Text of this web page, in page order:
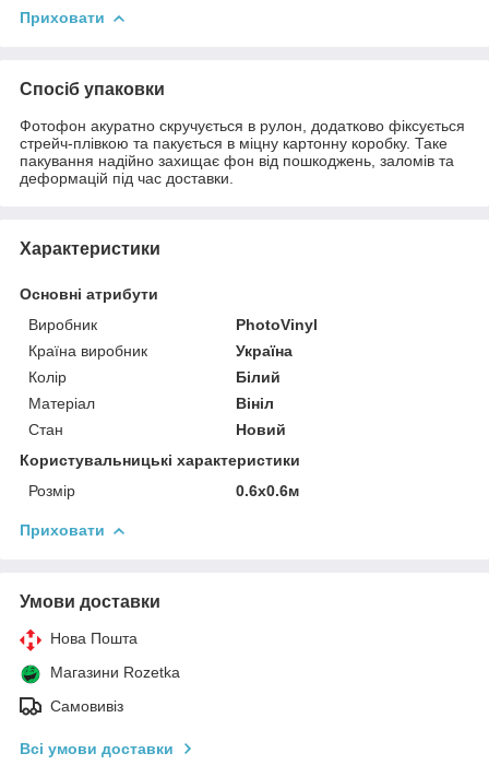
Приховати
Спосіб упаковки
Фотофон акуратно скручується в рулон, додатково фіксується
стрейч-плівкою та пакується в міцну картонну коробку. Таке
пакування надійно захищає фон від пошкоджень, заломів та
деформацій під час доставки.
Характеристики
Основні атрибути
Виробник
PhotoVinyl
Країна виробник
Україна
Колір
Білий
Матеріал
Вініл
Стан
Новий
Користувальницькі характеристики
Розмір
0.6х0.6м
Приховати
Умови доставки
Нова Пошта
Магазини Rozetka
Самовивіз
Всі умови доставки